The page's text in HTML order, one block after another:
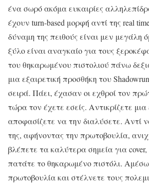
ένα σωρό ακόμα ευκαιρίες
έχουν turn-based μορφή αντί της real
δύναμη της πειθούς είναι μεν μεγάλη
ξύλο είναι αναγκαίο για τους
του θηκαρωμένου πιστολιού πάνω
μια εξαιρετική προσθήκη του
σειρά. Πάει, έχασαν οι εχθροί τον
τώρα τον έχετε εσείς. Αντικρίζετε
αποφασίζετε να την διαλύσετε. Αντί
της, αφήνοντας την πρωτοβουλία,
βλέπετε τα καλύτερα σημεία για
πατάτε το θηκαρωμένο πιστόλι.
πρωτοβουλία και στέλνετε τους